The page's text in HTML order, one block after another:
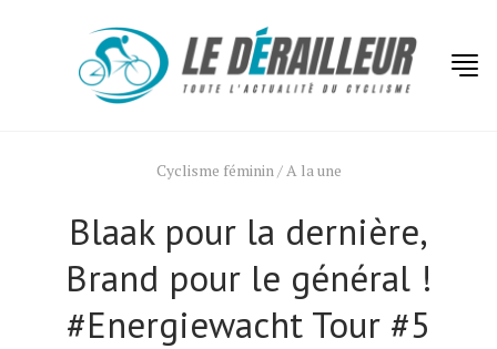
Cyclisme féminin/A la une
Blaak pour la dernière,
Brand pour le général !
#Energiewacht Tour #5